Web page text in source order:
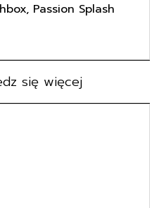
Passion Splash
się więcej